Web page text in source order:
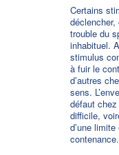
Certains
déclencher,
trouble du
inhabituel.
stimulus
à fuir le
d’autres
sens.
défaut
difficile,
d’une
contenance.